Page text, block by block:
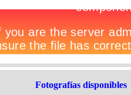
Fotografías disponibles